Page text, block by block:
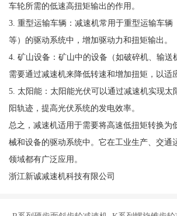
车轮所需的低速高扭矩输出的作用。
3. 重型运输车辆：减速机常用于重型运输车辆
等）的驱动系统中，增加驱动力和扭矩输出。
4. 矿山设备：矿山中的设备（如破碎机、输送
需要通过减速机来降低转速和增加扭矩，以适
5. 太阳能：太阳能光伏可以通过减速机实现太
阳轨迹，提高光伏系统的发电效率。
总之，减速机适用于需要将高速低扭矩转换为
械和设备的驱动系统中。它在工业生产、交通
领域都有广泛应用。
浙江新诚减速机科技有限公司